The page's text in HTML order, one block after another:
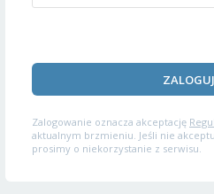
Zalogowanie oznacza akceptację
aktualnym brzmieniu. Jeśli nie
prosimy o niekorzystanie z serwisu.